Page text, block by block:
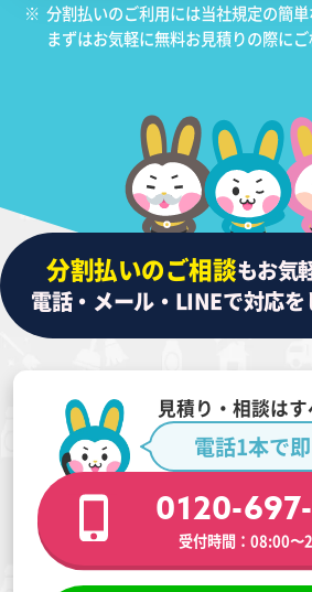
※ 分割払いのご利用には当社規定の簡単
まずはお気軽に無料お見積りの際にご
分割払いのご相談もお気
電話・メール・LINEで対応
見積り・相談はす
電話1本で
0120-
受付時間：08:00〜